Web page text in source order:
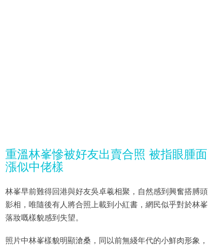
重溫林峯慘被好友出賣合照 被指眼腫面
漲似中佬樣
林峯早前難得回港與好友吳卓羲相聚，自然感到興奮搭膊頭
影相，唯隨後有人將合照上載到小紅書，網民似乎對於林峯
落妝嘅樣貌感到失望。
照片中林峯樣貌明顯滄桑，同以前無綫年代的小鮮肉形象，